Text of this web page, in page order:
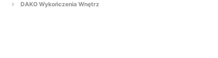
DAKO Wykończenia Wnętrz